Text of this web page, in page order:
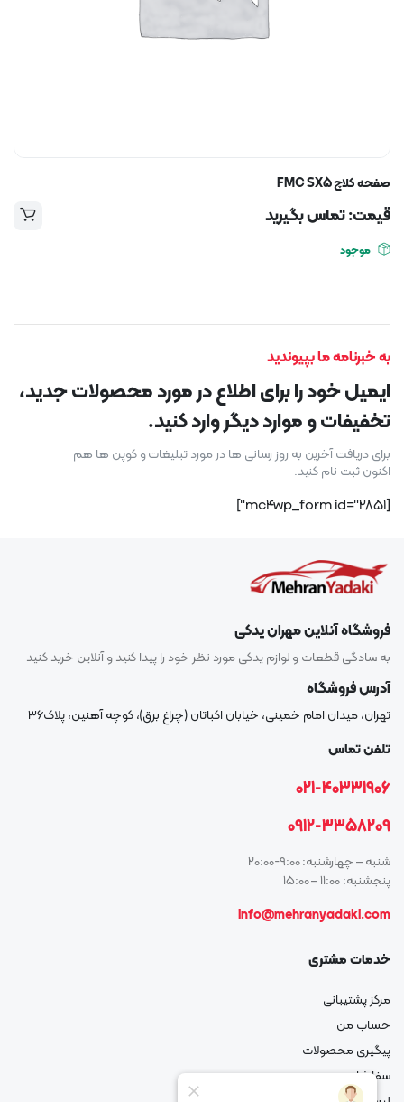
صفحه کلاچ FMC SX5
قیمت: تماس بگیرید
موجود
به خبرنامه ما بپیوندید
ایمیل خود را برای اطلاع در مورد محصولات جدید،
تخفیفات و موارد دیگر وارد کنید.
برای دریافت آخرین به روز رسانی ها در مورد تبلیغات و کوپن ها هم
اکنون ثبت نام کنید.
[mc4wp_form id="2851"]
فروشگاه آنلاین مهران یدکی
به سادگی قطعات و لوازم یدکی مورد نظر خود را پیدا کنید و آنلاین خرید کنید
آدرس فروشگاه
تهران، میدان امام خمینی، خیابان اکباتان (چراغ برق)، کوچه آهنین، پلاک۳۶
تلفن تماس
021-40331906
0912-3358209
شنبه – چهارشنبه: 9:00-20:00
پنجشنبه: 11:00 – 15:00
info@mehranyadaki.com
خدمات مشتری
مرکز پشتیبانی
حساب من
پیگیری محصولات
سفارشات من